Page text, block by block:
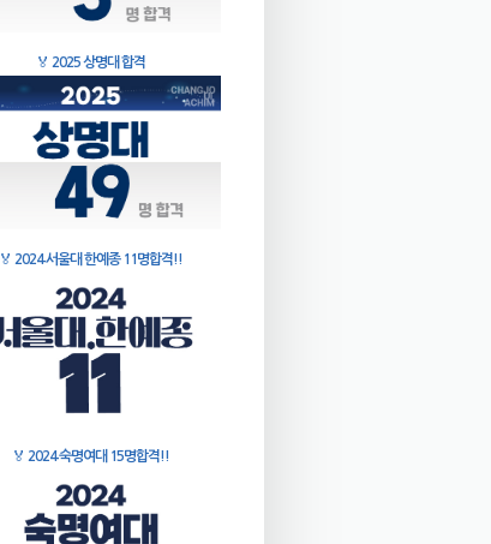
🏅 2025 상명대 합격
🏅 2024 서울대 한예종 11명합격!!
🏅 2024 숙명여대 15명합격!!